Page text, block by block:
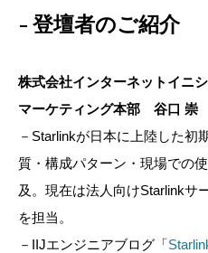
登壇者のご紹介
株式会社インターネットイニシ
マーケティング本部 谷口 崇
－Starlinkが日本に上陸した初
質・構成パターン・現場での
及。現在は法人向けStarlinkサ
を担当。
－IIJエンジニアブログ「